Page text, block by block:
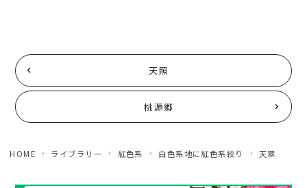
天照
桃源郷
HOME ライブラリー 紅色系 白色系地に紅色系絞り 天翠